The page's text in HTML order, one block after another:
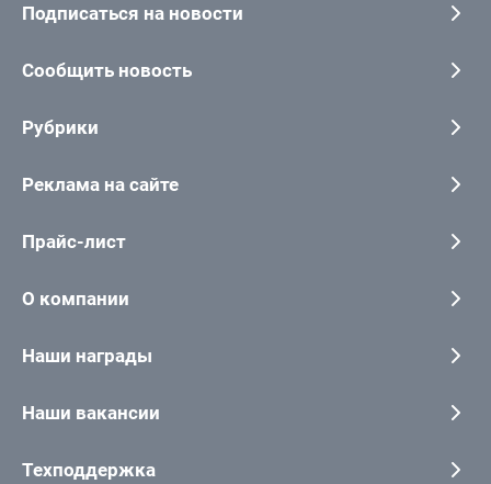
Подписаться на новости
Сообщить новость
Рубрики
Реклама на сайте
Прайс-лист
О компании
Наши награды
Наши вакансии
Техподдержка